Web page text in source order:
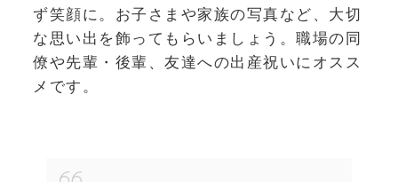
ず笑顔に。お子さまや家族の写真など、大切
な思い出を飾ってもらいましょう。職場の同
僚や先輩・後輩、友達への出産祝いにオスス
メです。